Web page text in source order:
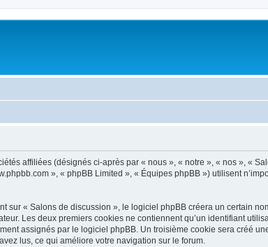
affiliées (désignés ci-après par « nous », « notre », « nos », «
», « phpBB Limited », « Équipes phpBB ») utilisent
sur « Salons de discussion », le logiciel phpBB créera un certain
Les deux premiers cookies ne contiennent qu’un identifiant
assignés par le logiciel phpBB. Un troisième cookie sera créé
lus, ce qui améliore votre navigation sur le forum.